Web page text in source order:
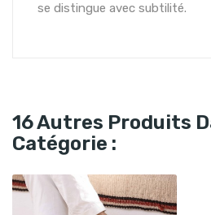
se distingue avec subtilité.
16 Autres Produits
Catégorie :